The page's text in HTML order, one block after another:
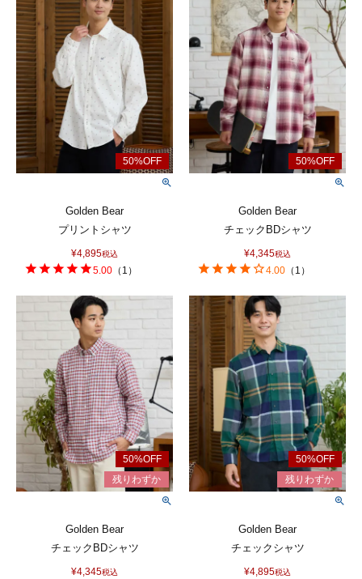
Golden Bear
プリントシャツ
¥4,895税込
5.00 （ 1 ）
Golden Bear
チェックBDシャツ
¥4,345税込
4.00 （ 1 ）
Golden Bear
チェックBDシャツ
¥4,345税込
Golden Bear
チェックシャツ
¥4,895税込